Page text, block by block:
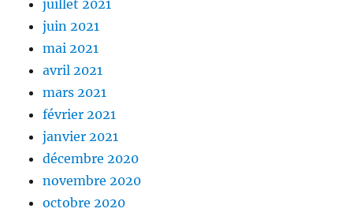
juillet 2021
juin 2021
mai 2021
avril 2021
mars 2021
février 2021
janvier 2021
décembre 2020
novembre 2020
octobre 2020